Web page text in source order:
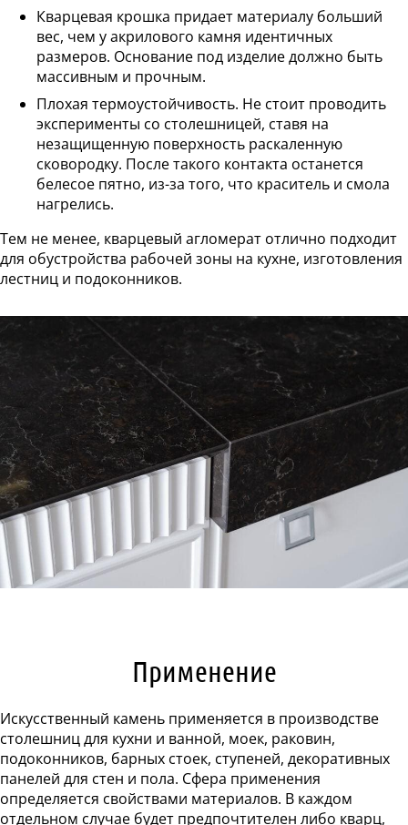
Кварцевая крошка придает материалу больший
вес, чем у акрилового камня идентичных
размеров. Основание под изделие должно быть
массивным и прочным.
Плохая термоустойчивость. Не стоит проводить
эксперименты со столешницей, ставя на
незащищенную поверхность раскаленную
сковородку. После такого контакта останется
белесое пятно, из-за того, что краситель и смола
нагрелись.
Тем не менее, кварцевый агломерат отлично подходит
для обустройства рабочей зоны на кухне, изготовления
лестниц и подоконников.
Применение
Искусственный камень применяется в производстве
столешниц для кухни и ванной, моек, раковин,
подоконников, барных стоек, ступеней, декоративных
панелей для стен и пола. Сфера применения
определяется свойствами материалов. В каждом
отдельном случае будет предпочтителен либо кварц,